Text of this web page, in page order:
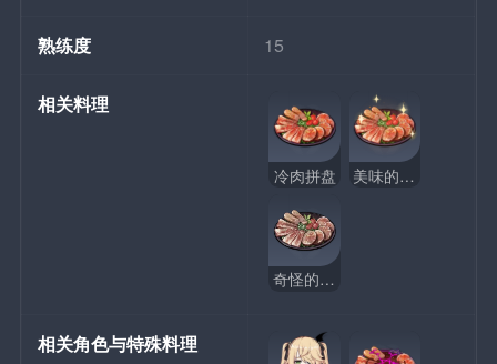
熟练度 15
相关料理
冷肉拼盘 美味的冷肉拼盘
奇怪的冷肉拼盘
相关角色与特殊料理